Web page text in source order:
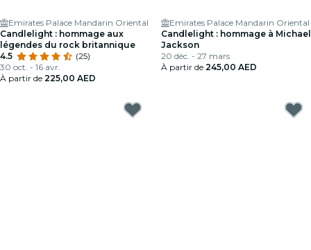
Emirates Palace Mandarin Oriental
Candlelight : hommage aux
légendes du rock britannique
4.5
(25)
30 oct. - 16 avr.
À partir de 225,00 AED
Emirates Palace Mandarin Oriental
Candlelight : hommage à Michael
Jackson
20 déc. - 27 mars
À partir de 245,00 AED